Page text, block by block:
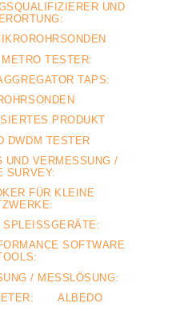
UND
TESTER:
TAPS:
PRODUKT
DWDM TESTER
UND VERMESSUNG /
SURVEY:
FÜR KLEINE
SOFTWARE
/ MESSLÖSUNG:
ALBEDO